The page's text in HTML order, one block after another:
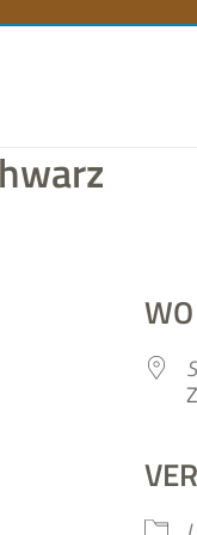
WO